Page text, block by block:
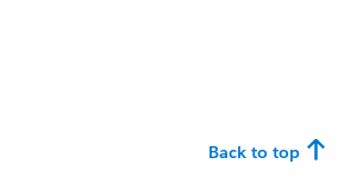
Back to top